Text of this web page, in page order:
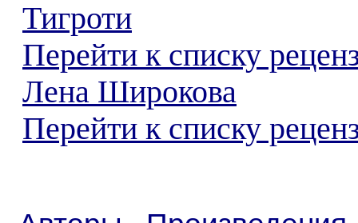
Тигроти
Перейти к списку
Лена Широкова
Перейти к списку